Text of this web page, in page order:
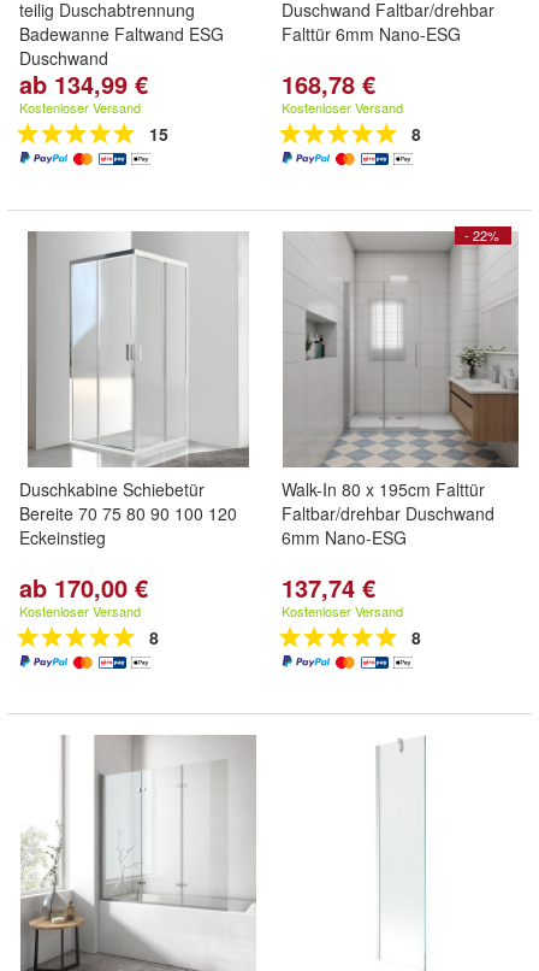
teilig Duschabtrennung
Badewanne Faltwand ESG
Duschwand
ab 134,99 €
Kostenloser Versand
15
Duschwand Faltbar/drehbar
Falttür 6mm Nano-ESG
168,78 €
Kostenloser Versand
8
Duschkabine Schiebetür
Bereite 70 75 80 90 100 120
Eckeinstieg
ab 170,00 €
Kostenloser Versand
8
- 22%
Walk-In 80 x 195cm Falttür
Faltbar/drehbar Duschwand
6mm Nano-ESG
137,74 €
Kostenloser Versand
8